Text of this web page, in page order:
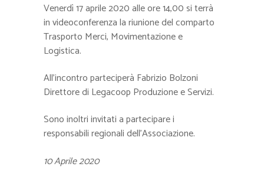
Venerdì 17 aprile 2020 alle ore 14,00 si terrà
in videoconferenza la riunione del comparto
Trasporto Merci, Movimentazione e
Logistica.
All’incontro parteciperà Fabrizio Bolzoni
Direttore di Legacoop Produzione e Servizi.
Sono inoltri invitati a partecipare i
responsabili regionali dell’Associazione.
10 Aprile 2020